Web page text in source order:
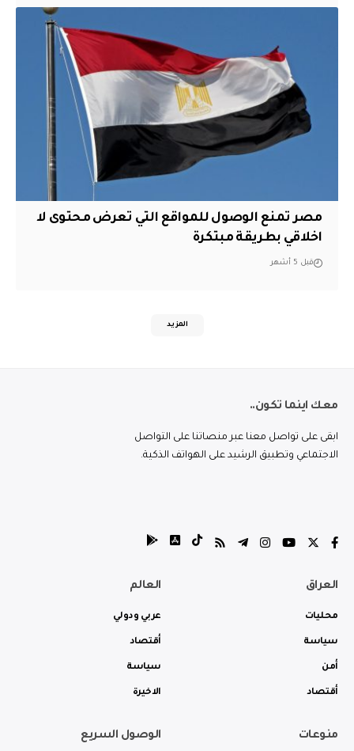
مصر تمنع الوصول للمواقع التي تعرض محتوى لا
اخلاقي بطريقة مبتكرة
قبل 5 أشهر
المزيد
معك اينما تكون..
ابقى على تواصل معنا عبر منصاتنا على التواصل
الاجتماعي وتطبيق الرشيد على الهواتف الذكية.
العراق
محليات
سياسة
أمن
أقتصاد
العالم
عربي ودولي
أقتصاد
سياسة
الاخيرة
منوعات الوصول السريع